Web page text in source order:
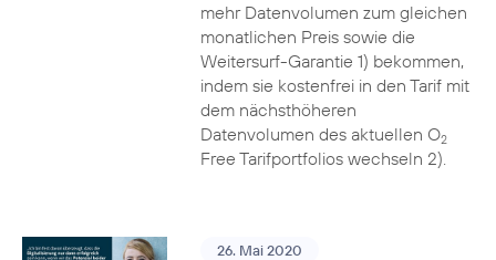
mehr Datenvolumen zum gleichen
monatlichen Preis sowie die
Weitersurf-Garantie 1) bekommen,
indem sie kostenfrei in den Tarif mit
dem nächsthöheren
Datenvolumen des aktuellen O2
Free Tarifportfolios wechseln 2).
26. Mai 2020